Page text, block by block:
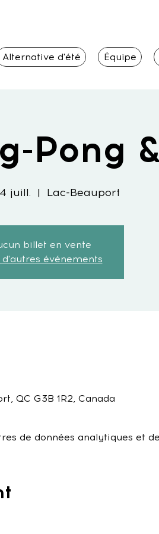
Alternative d'été Équipe
Pong
juill.
  |
Lac-Beauport
billet en vente
d'autres événements
QC G3B 1R2, Canada
de données analytiques et